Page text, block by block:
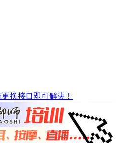
换接口即可解决！